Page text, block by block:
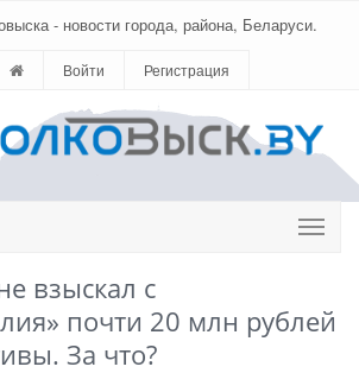
- новости города, района, Беларуси.
Войти Регистрация
взыскал с
почти 20 млн рублей
За что?